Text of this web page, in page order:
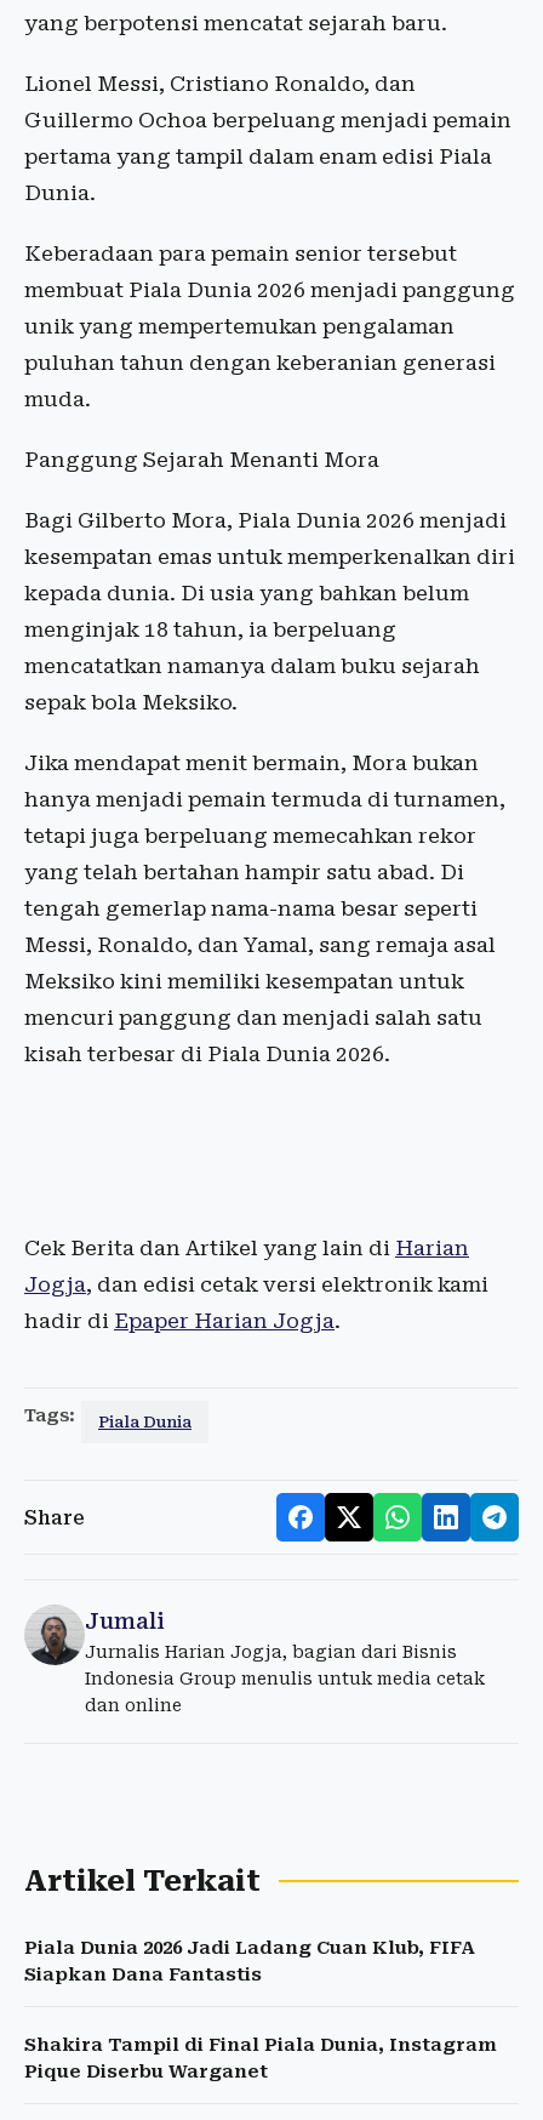
yang berpotensi mencatat sejarah baru.
Lionel Messi, Cristiano Ronaldo, dan
Guillermo Ochoa berpeluang menjadi pemain
pertama yang tampil dalam enam edisi Piala
Dunia.
Keberadaan para pemain senior tersebut
membuat Piala Dunia 2026 menjadi panggung
unik yang mempertemukan pengalaman
puluhan tahun dengan keberanian generasi
muda.
Panggung Sejarah Menanti Mora
Bagi Gilberto Mora, Piala Dunia 2026 menjadi
kesempatan emas untuk memperkenalkan diri
kepada dunia. Di usia yang bahkan belum
menginjak 18 tahun, ia berpeluang
mencatatkan namanya dalam buku sejarah
sepak bola Meksiko.
Jika mendapat menit bermain, Mora bukan
hanya menjadi pemain termuda di turnamen,
tetapi juga berpeluang memecahkan rekor
yang telah bertahan hampir satu abad. Di
tengah gemerlap nama-nama besar seperti
Messi, Ronaldo, dan Yamal, sang remaja asal
Meksiko kini memiliki kesempatan untuk
mencuri panggung dan menjadi salah satu
kisah terbesar di Piala Dunia 2026.
Cek Berita dan Artikel yang lain di Harian
Jogja, dan edisi cetak versi elektronik kami
hadir di Epaper Harian Jogja.
Tags: Piala Dunia
Share
Jumali
Jurnalis Harian Jogja, bagian dari Bisnis
Indonesia Group menulis untuk media cetak
dan online
Artikel Terkait
Piala Dunia 2026 Jadi Ladang Cuan Klub, FIFA
Siapkan Dana Fantastis
Shakira Tampil di Final Piala Dunia, Instagram
Pique Diserbu Warganet